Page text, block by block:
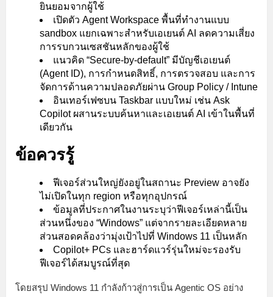
ยินยอมจากผู้ใช้
เปิดตัว Agent Workspace พื้นที่ทำงานแบบ
sandbox แยกเฉพาะสำหรับเอเยนต์ AI ลดความเสี่ยง
การรบกวนเซสชันหลักของผู้ใช้
แนวคิด “Secure-by-default” มีบัญชีเอเยนต์
(Agent ID), การกำหนดสิทธิ์, การตรวจสอบ และการ
จัดการด้านความปลอดภัยผ่าน Group Policy / Intune
อินเทอร์เฟซบน Taskbar แบบใหม่ เช่น Ask
Copilot ผสานระบบค้นหาและเอเยนต์ AI เข้าในพื้นที่
เดียวกัน
ข้อควรรู้
ฟีเจอร์ส่วนใหญ่ยังอยู่ในสถานะ Preview อาจยัง
ไม่เปิดในทุก region หรือทุกอุปกรณ์
ข้อมูลที่ประกาศในงานระบุว่าฟีเจอร์เหล่านี้เป็น
ส่วนหนึ่งของ “Windows” แต่จากรายละเอียดหลาย
ส่วนสอดคล้องว่ามุ่งเป้าไปที่ Windows 11 เป็นหลัก
Copilot+ PCs และฮาร์ดแวร์รุ่นใหม่จะรองรับ
ฟีเจอร์ได้สมบูรณ์ที่สุด
โดยสรุป Windows 11 กำลังก้าวสู่การเป็น Agentic OS อย่าง